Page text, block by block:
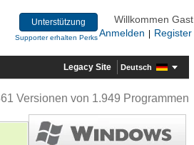
Unterstützung
Supporter erhalten Perks
Willkommen Gast
Anmelden
Register
Legacy Site Deutsch
Versionen von 1.949 Programmen